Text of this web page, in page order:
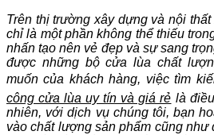
Trên thị trường xây dựng và nội
chỉ là một phần không thể thiếu
nhấn tạo nên vẻ đẹp và sự sang
được những bộ cửa lùa chất
muốn của khách hàng, việc tìm
công cửa lùa uy tín và giá rẻ là
nhiên, với dịch vụ chúng tôi, bạn
vào chất lượng sản phẩm cũng như